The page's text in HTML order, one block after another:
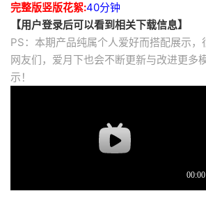
完整版竖版花絮:40分钟
【用户登录后可以看到相关下载信息】
PS：本期产品纯属个人爱好而搭配展示，
网友们，爱月下也会不断更新与改进更多
示！